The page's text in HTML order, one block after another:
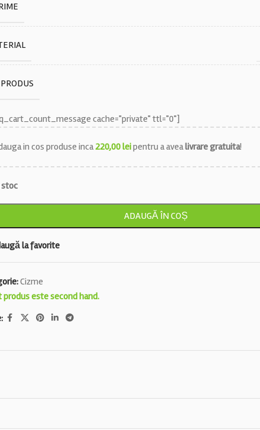
a mări
cache="private" ttl="0"]
in cos produse inca220,00leipentru a avealivrare gratuita!
ADAUGĂ ÎN COȘ
la favorite
Cizme
produs este second hand.